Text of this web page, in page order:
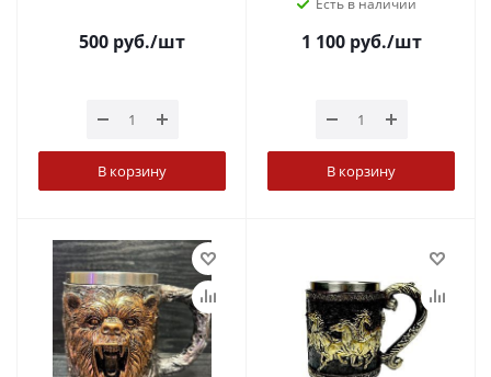
500 руб./шт
В корзину
Есть в наличии
1 100руб./шт
В корзину